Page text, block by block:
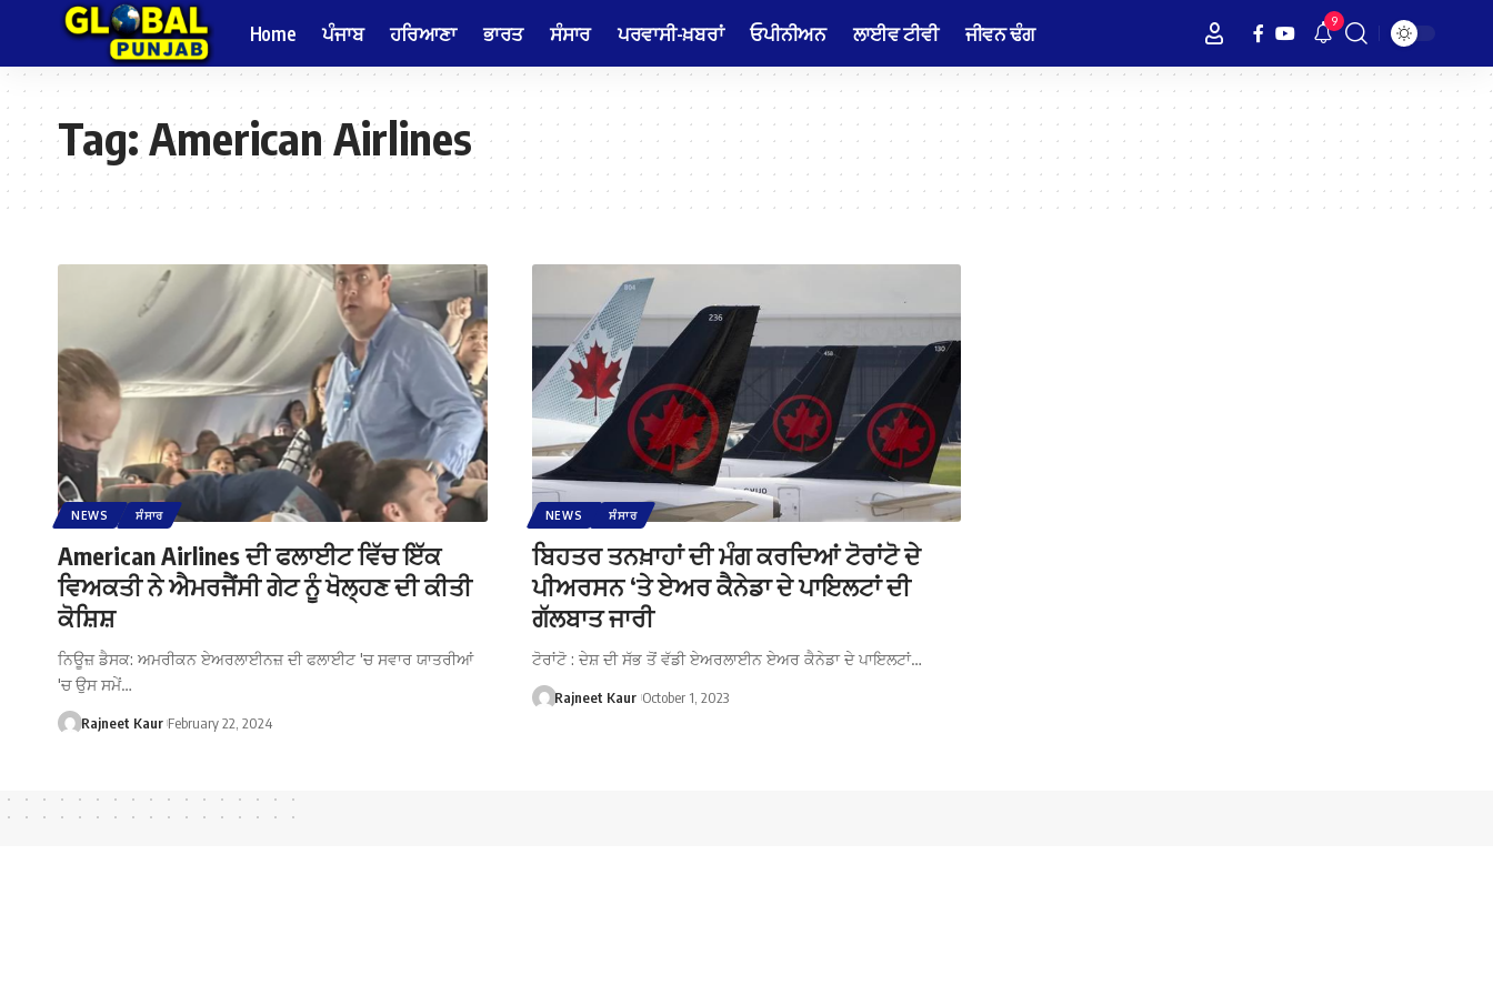
Home ਪੰਜਾਬ ਹਰਿਆਣਾ ਭਾਰਤ ਸੰਸਾਰ ਪਰਵਾਸੀ-ਖ਼ਬਰਾਂ ਓਪੀਨੀਅਨ ਲਾਈਵ ਟੀਵੀ ਜੀਵਨ ਢੰਗ 9
Tag:American Airlines
NEWS ਸੰਸਾਰ
American Airlines ਦੀ ਫਲਾਈਟ ਵਿੱਚ ਇੱਕ
ਵਿਅਕਤੀ ਨੇ ਐਮਰਜੈਂਸੀ ਗੇਟ ਨੂੰ ਖੋਲ੍ਹਣ ਦੀ ਕੀਤੀ
ਕੋਸ਼ਿਸ਼
ਨਿਊਜ਼ ਡੈਸਕ: ਅਮਰੀਕਨ ਏਅਰਲਾਈਨਜ਼ ਦੀ ਫਲਾਈਟ 'ਚ ਸਵਾਰ ਯਾਤਰੀਆਂ
'ਚ ਉਸ ਸਮੇਂ…
Rajneet Kaur February 22, 2024
NEWS ਸੰਸਾਰ
ਬਿਹਤਰ ਤਨਖ਼ਾਹਾਂ ਦੀ ਮੰਗ ਕਰਦਿਆਂ ਟੋਰਾਂਟੋ ਦੇ
ਪੀਅਰਸਨ ‘ਤੇ ਏਅਰ ਕੈਨੇਡਾ ਦੇ ਪਾਇਲਟਾਂ ਦੀ
ਗੱਲਬਾਤ ਜਾਰੀ
ਟੋਰਾਂਟੋ : ਦੇਸ਼ ਦੀ ਸੱਭ ਤੋਂ ਵੱਡੀ ਏਅਰਲਾਈਨ ਏਅਰ ਕੈਨੇਡਾ ਦੇ ਪਾਇਲਟਾਂ…
Rajneet Kaur October 1, 2023